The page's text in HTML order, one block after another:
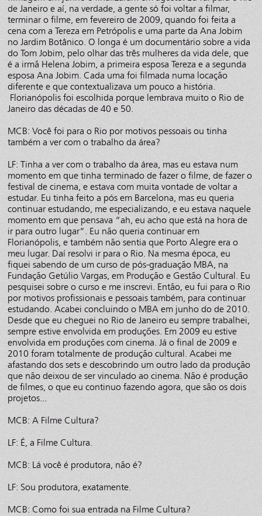
de Janeiro e aí, na verdade, a gente só foi voltar a filmar,
terminar o filme, em fevereiro de 2009, quando foi feita a
cena com a Tereza em Petrópolis e uma parte da Ana Jobim
no Jardim Botânico. O longa é um documentário sobre a vida
do Tom Jobim, pelo olhar das três mulheres da vida dele, que
é a irmã Helena Jobim, a primeira esposa Tereza e a segunda
esposa Ana Jobim. Cada uma foi filmada numa locação
diferente e que contextualizava um pouco a história.
Florianópolis foi escolhida porque lembrava muito o Rio de
Janeiro das décadas de 40 e 50.
MCB: Você foi para o Rio por motivos pessoais ou tinha
também a ver com o trabalho da área?
LF: Tinha a ver com o trabalho da área, mas eu estava num
momento em que tinha terminado de fazer o filme, de fazer o
festival de cinema, e estava com muita vontade de voltar a
estudar. Eu tinha feito a pós em Barcelona, mas eu queria
continuar estudando, me especializando, e eu estava naquele
momento em que pensava “ah, eu acho que está na hora de
ir para outro lugar”. Eu não queria continuar em
Florianópolis, e também não sentia que Porto Alegre era o
meu lugar. Daí resolvi ir para o Rio. Na mesma época, eu
fiquei sabendo de um curso de pós-graduação MBA, na
Fundação Getúlio Vargas, em Produção e Gestão Cultural. Eu
pesquisei sobre o curso e me inscrevi. Então, eu fui para o Rio
por motivos profissionais e pessoais também, para continuar
estudando. Acabei concluindo o MBA em junho do de 2010.
Desde que eu cheguei no Rio de Janeiro eu sempre trabalhei,
sempre estive envolvida em produções. Em 2009 eu estive
envolvida em produções com cinema. Já o final de 2009 e
2010 foram totalmente de produção cultural. Acabei me
afastando dos sets e descobrindo um outro lado da produção
que não deixou de ser vinculado ao cinema. Não é produção
de filmes, o que eu continuo fazendo agora, que são os dois
projetos...
MCB: A Filme Cultura?
LF: É, a Filme Cultura.
MCB: Lá você é produtora, não é?
LF: Sou produtora, exatamente.
MCB: Como foi sua entrada na Filme Cultura?